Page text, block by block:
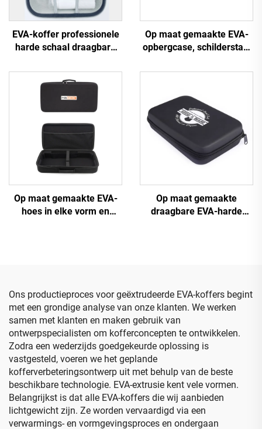
EVA-koffer professionele
harde schaal draagbare
beautyspeelgoedopbergdoos
koffer, koffer voor
beautyapparatuur met
rubberen LOGO
Op maat gemaakte EVA-
opbergcase, schilderstas,
schuiminzet en houder
Op maat gemaakte EVA-
hoes in elke vorm en
Op maat gemaakte
draagbare EVA-harde
Ons productieproces voor geëxtrudeerde EVA-koffers begint
met een grondige analyse van onze klanten. We werken
samen met klanten en maken gebruik van
ontwerpspecialisten om kofferconcepten te ontwikkelen.
Zodra een wederzijds goedgekeurde oplossing is
vastgesteld, voeren we het geplande
kofferverbeteringsontwerp uit met behulp van de beste
beschikbare technologie. EVA-extrusie kent vele vormen.
Belangrijkst is dat alle EVA-koffers die wij aanbieden
lichtgewicht zijn. Ze worden vervaardigd via een
verwarmings- en vormgevingsproces en ondergaan